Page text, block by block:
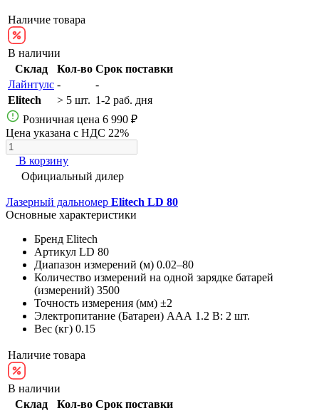
Наличие товара
В наличии
Склад
Кол-во Срок поставки
Лайнтулс -
-
Elitech
> 5 шт. 1-2 раб. дня
Розничная цена 6 990 ₽
Цена указана с НДС 22%
В корзину
Официальный дилер
Лазерный дальномер Elitech LD 80
Основные характеристики
Бренд Elitech
Артикул LD 80
Диапазон измерений (м) 0.02–80
Количество измерений на одной зарядке батарей
(измерений) 3500
Точность измерения (мм) ±2
Электропитание (Батареи) AAА 1.2 В: 2 шт.
Вес (кг) 0.15
Наличие товара
В наличии
Склад
Кол-во Срок поставки